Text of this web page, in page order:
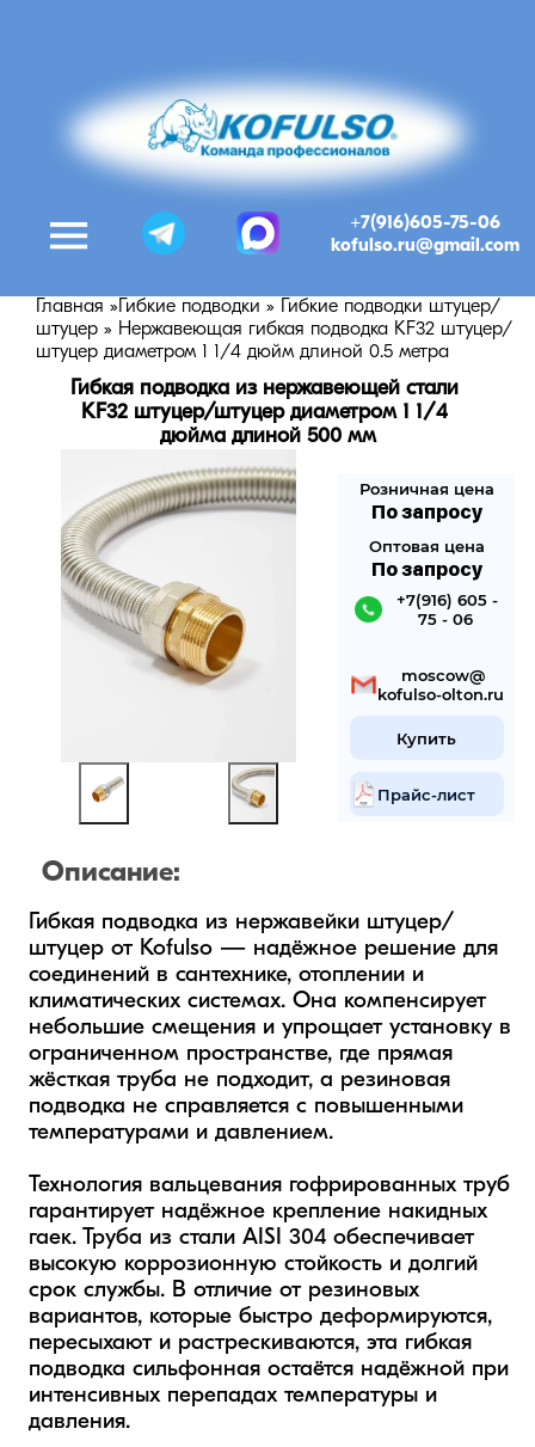
+7(916)605-75-06
kofulso.ru@gmail.com
Главная » Гибкие подводки »
Гибкие подводки штуцер/
штуцер » Нержавеющая гибкая подводка KF32 штуцер/
штуцер диаметром 1 1/4 дюйм длиной 0.5 метра
Гибкая подводка из нержавеющей стали
KF32 штуцер/штуцер диаметром 1 1/4
дюйма длиной 500 мм
Розничная цена
По запросу
Оптовая цена
По запросу
+7(916) 605 -
75 - 06
mosсow@
kofulso-olton.ru
Купить
Прайс-лист
Описание:
Гибкая подводка из нержавейки штуцер/
штуцер от Kofulso — надёжное решение для
соединений в сантехнике, отоплении и
климатических системах. Она компенсирует
небольшие смещения и упрощает установку в
ограниченном пространстве, где прямая
жёсткая труба не подходит, а резиновая
подводка не справляется с повышенными
температурами и давлением.
Технология вальцевания гофрированных труб
гарантирует надёжное крепление накидных
гаек. Труба из стали AISI 304 обеспечивает
высокую коррозионную стойкость и долгий
срок службы. В отличие от резиновых
вариантов, которые быстро деформируются,
пересыхают и растрескиваются, эта гибкая
подводка сильфонная остаётся надёжной при
интенсивных перепадах температуры и
давления.